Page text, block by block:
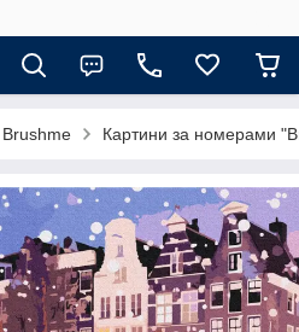
Brushme Картини за номерами